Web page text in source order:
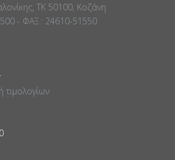
ΤΚ 50100, Κοζάνη
- ΦΑΞ : 24610-51550
τιμολογίων